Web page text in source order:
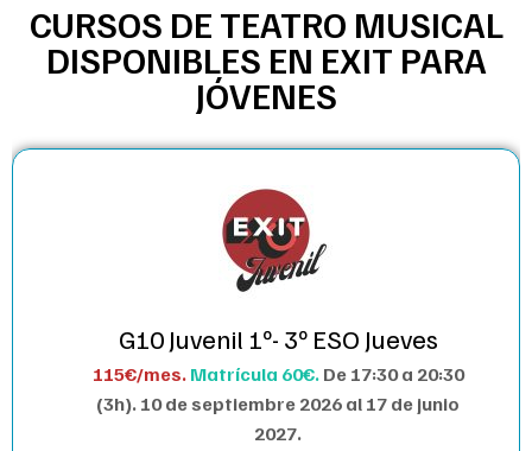
CURSOS DE TEATRO MUSICAL
DISPONIBLES EN EXIT PARA
JÓVENES
G10 Juvenil 1º- 3º ESO Jueves
115€/mes. Matrícula 60€. De 17:30 a 20:30
(3h). 10 de septiembre 2026 al 17 de junio
2027.